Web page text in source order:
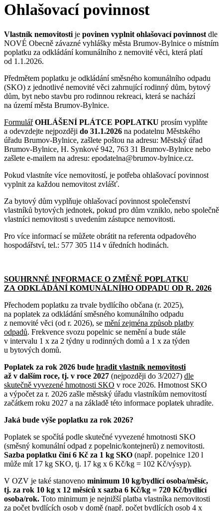
Ohlašovací povinnost
Vlastník nemovitosti je povinen vyplnit ohlašovací povinnost dle
NOVÉ Obecně závazné vyhlášky města Brumov-Bylnice o místním
poplatku za odkládání komunálního z nemovité věci, která platí
od 1.1.2026.
Předmětem poplatku je odkládání směsného komunálního odpadu
(SKO) z jednotlivé nemovité věci zahrnující rodinný dům, bytový
dům, byt nebo stavbu pro rodinnou rekreaci, která se nachází
na území města Brumov-Bylnice.
Formulář OHLÁŠENÍ PLÁTCE POPLATKU prosím vyplňte
a odevzdejte nejpozději do 31.1.2026 na podatelnu Městského
úřadu Brumov-Bylnice, zašlete poštou na adresu: Městský úřad
Brumov-Bylnice, H. Synkové 942, 763 31 Brumov-Bylnice nebo
zašlete e-mailem na adresu: epodatelna@brumov-bylnice.cz.
Pokud vlastníte více nemovitostí, je potřeba ohlašovací povinnost
vyplnit za každou nemovitost zvlášť.
Za bytový dům vyplňuje ohlašovací povinnost společenství
vlastníků bytových jednotek, pokud pro dům vzniklo, nebo společně
vlastníci nemovitosti s uvedením zástupce nemovitosti.
Pro více informací se můžete obrátit na referenta odpadového
hospodářství, tel.: 577 305 114 v úředních hodinách.
SOUHRNNÉ INFORMACE O ZMĚNĚ POPLATKU
ZA ODKLÁDÁNÍ KOMUNÁLNÍHO ODPADU OD R. 2026
Přechodem poplatku za trvale bydlícího občana (r. 2025),
na poplatek za odkládání směsného komunálního odpadu
z nemovité věci (od r. 2026), se mění zejména způsob platby
odpadů. Frekvence svozu popelnic se nemění a bude stále
v intervalu 1 x za 2 týdny u rodinných domů a 1 x za týden
u bytových domů.
Poplatek za rok 2026 bude hradit vlastník nemovitosti
až v dalším roce, tj. v roce 2027 (nejpozději do 3/2027) dle
skutečně vyvezené hmotnosti SKO v roce 2026. Hmotnost SKO
a výpočet za r. 2026 zašle městský úřadu vlastníkům nemovitostí
začátkem roku 2027 a na základě této informace poplatek uhradíte.
Jaká bude výše poplatku za rok 2026?
Poplatek se spočítá podle skutečné vyvezené hmotnosti SKO
(směsný komunální odpad z popelnic/kontejnerů) z nemovitosti.
Sazba poplatku činí 6 Kč za 1 kg SKO (např. popelnice 120 l
může mít 17 kg SKO, tj. 17 kg x 6 Kč/kg = 102 Kč/výsyp).
V OZV je také stanoveno minimum 10 kg/bydlící osoba/měsíc,
tj. za rok 10 kg x 12 měsíců x sazba 6 Kč/kg = 720 Kč/bydlící
osoba/rok. Toto minimum je nejnižší platba vlastníka nemovitosti
za počet bydlících osob v domě (např. počet bydlících osob 4 x